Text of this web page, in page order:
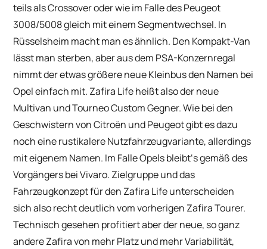
teils als Crossover oder wie im Falle des Peugeot
3008/5008 gleich mit einem Segmentwechsel. In
Rüsselsheim macht man es ähnlich. Den Kompakt-Van
lässt man sterben, aber aus dem PSA-Konzernregal
nimmt der etwas größere neue Kleinbus den Namen bei
Opel einfach mit. Zafira Life heißt also der neue
Multivan und Tourneo Custom Gegner. Wie bei den
Geschwistern von Citroën und Peugeot gibt es dazu
noch eine rustikalere Nutzfahrzeugvariante, allerdings
mit eigenem Namen. Im Falle Opels bleibt‘s gemäß des
Vorgängers bei Vivaro. Zielgruppe und das
Fahrzeugkonzept für den Zafira Life unterscheiden
sich also recht deutlich vom vorherigen Zafira Tourer.
Technisch gesehen profitiert aber der neue, so ganz
andere Zafira von mehr Platz und mehr Variabilität,